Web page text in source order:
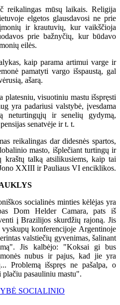
mūsų laikais. Religija
elgetos glausdavosi ne prie
ir krautuvių, kur vaikščioja
prie bažnyčių, kur būdavo
eilės.
kaip parama artimui varge ir
pamatyti vargo išspaustą, gal
ašarą.
visuotiniu mastu išspręsti
yra padariusi valstybė, įvesdama
neturtingųjų ir senelių gydymą,
senatvėje ir t. t.
reikalingas dar didesnės spartos,
masto, išplečiant turtingų ir
kraštų talką atsilikusiems, kaip tai
XXIII ir Pauliaus VI enciklikos.
socialinės minties kėlėjas yra
Dom Helder Camara, pats iš
į Brazilijos skurdžių rajoną. Jis
konferencijoje Argentinoje
valstiečių gyvenimas, šalinant
Jis kalbėjo: "Koksai gi bus
nubus ir pajus, kad jie yra
Problemą išspręs ne pašalpa, o
pasauliniu mastu".
SOCIALINIO